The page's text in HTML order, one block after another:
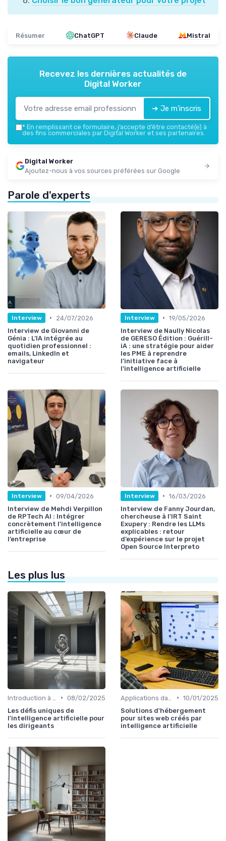
Résumer ChatGPT Claude Mistral
Recevez les dernières actualités de
Digital Worker
➔ Je m'inscris
* En remplissant ce formulaire, j’accepte d’être contacté(e) à
des fins commerciales par Digital Worker et ses partenaires.
Digital Worker
Ajoutez-nous à vos sources préférées sur Google
Parole d'experts
Interview •
24/07/2026
Interview de Giovanni de
Génia : L’IA intégrée au
quotidien professionnel :
emails, LinkedIn et
navigateur
Interview • 19/05/2026
Interview de Naully Nicolas
de GERESO Édition : Guérill-
iA : une stratégie pour aider
les PME à reprendre
l’initiative face à
l’intelligence artificielle
Interview • 09/04/2026
Interview de Mehdi Verpillon
de RPTech AI : Intégrer
concrètement l’intelligence
artificielle au cœur de
l’entreprise
Interview • 16/03/2026
Interview de Fanny Jourdan,
chercheuse à l'IRT Saint
Exupery : Rendre les LLMs
explicables : retour
d’expérience sur le projet
Open Source Interpreto
Les plus lus
• 08/02/2025
Les défis uniques de
l'intelligence artificielle pour
les dirigeants
• 10/01/2025
Solutions d'hébergement
pour sites web créés par
intelligence artificielle